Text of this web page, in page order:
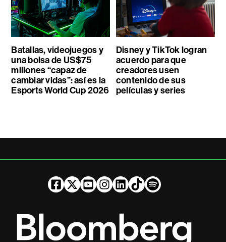
Batallas, videojuegos y
una bolsa de US$75
millones “capaz de
cambiar vidas”: así es la
Esports World Cup 2026
Disney y TikTok logran
acuerdo para que
creadores usen
contenido de sus
películas y series